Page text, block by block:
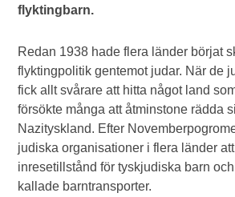
flyktingbarn.
Redan 1938 hade flera länder börjat
flyktingpolitik gentemot judar. När de
fick allt svårare att hitta något land
försökte många att åtminstone rädda
Nazityskland. Efter
judiska organisationer i flera länder
inresetillstånd för tyskjudiska barn
kallade barntransporter.